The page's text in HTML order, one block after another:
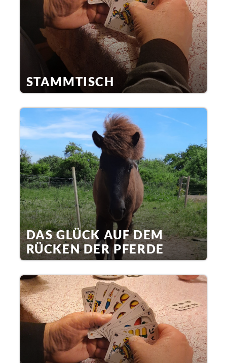
STAMMTISCH
DAS GLÜCK AUF DEM
RÜCKEN DER PFERDE